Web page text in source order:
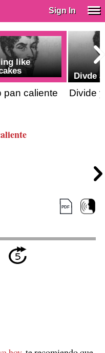
Sign In
like
pan caliente
Divde
Divide